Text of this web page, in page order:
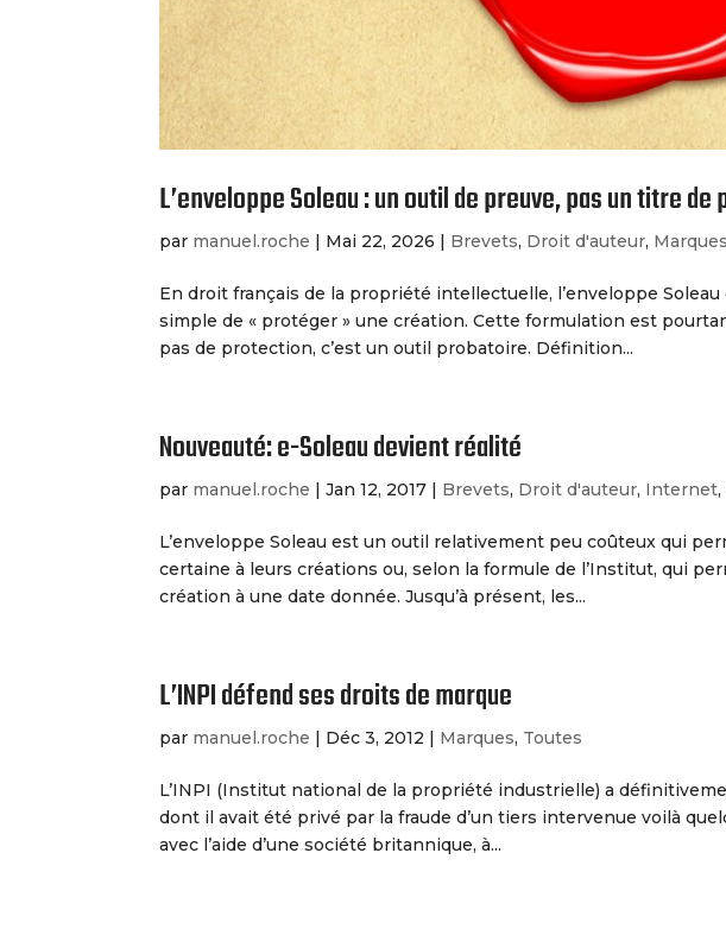
L’enveloppe Soleau : un outil de preuve, pas un titre
par manuel.roche | Mai 22, 2026 | Brevets, Droit d'auteur,
En droit français de la propriété intellectuelle, l’enveloppe
simple de « protéger » une création. Cette formulation est
pas de protection, c’est un outil probatoire. Définition...
Nouveauté: e-Soleau devient réalité
par manuel.roche |Jan 12, 2017 | Brevets, Droit d'auteur, Internet,
L’enveloppe Soleau est un outil relativement peu coûteux qui
certaine à leurs créations ou, selon la formule de l’Institut, qui
création à une date donnée. Jusqu’à présent, les...
L’INPI défend ses droits de marque
par manuel.roche | Déc 3, 2012 | Marques, Toutes
L’INPI (Institut national de la propriété industrielle) a
dont il avait été privé par la fraude d’un tiers intervenue voilà
avec l’aide d’une société britannique, à...